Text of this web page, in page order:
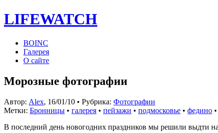
LIFEWATCH
BOINC
Галерея
О сайте
Морозные фотографии
Автор: Alex, 16/01/10 • Рубрика: Фотографии
Метки: Бронницы • галерея • пейзажи • подмосковье • федино
В последний день новогодних праздников мы решили выдти